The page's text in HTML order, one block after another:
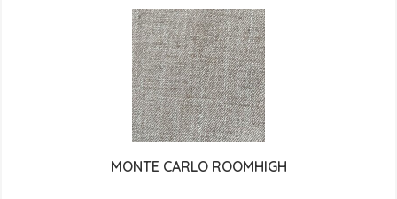
MONTE CARLO ROOMHIGH